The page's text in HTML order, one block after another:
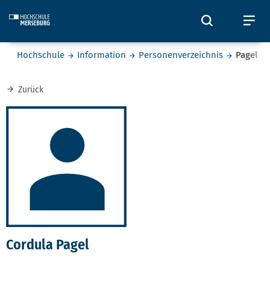
Öffnet
Sie befinden sich hier:
Hochschule Information Personenverzeichnis Pagel
Zurück
Cordula Pagel